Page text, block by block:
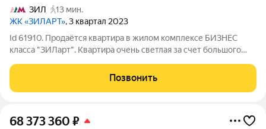
ЗИЛ
13 мин.
ЖК «ЗИЛАРТ», 3 квартал 2023
Id 61910. Продаётся квартира в жилом комплексе БИЗНЕС
класса "ЗИЛарт". Квартира очень светлая за счет большого
света! Квартира без отделки, что позволяет Вам свободно
воплотить собственные
Позвонить
68 373 360 ₽